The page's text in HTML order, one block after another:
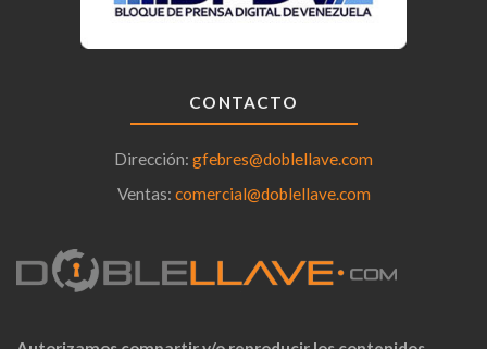
CONTACTO
Dirección: gfebres@doblellave.com
Ventas: comercial@doblellave.com